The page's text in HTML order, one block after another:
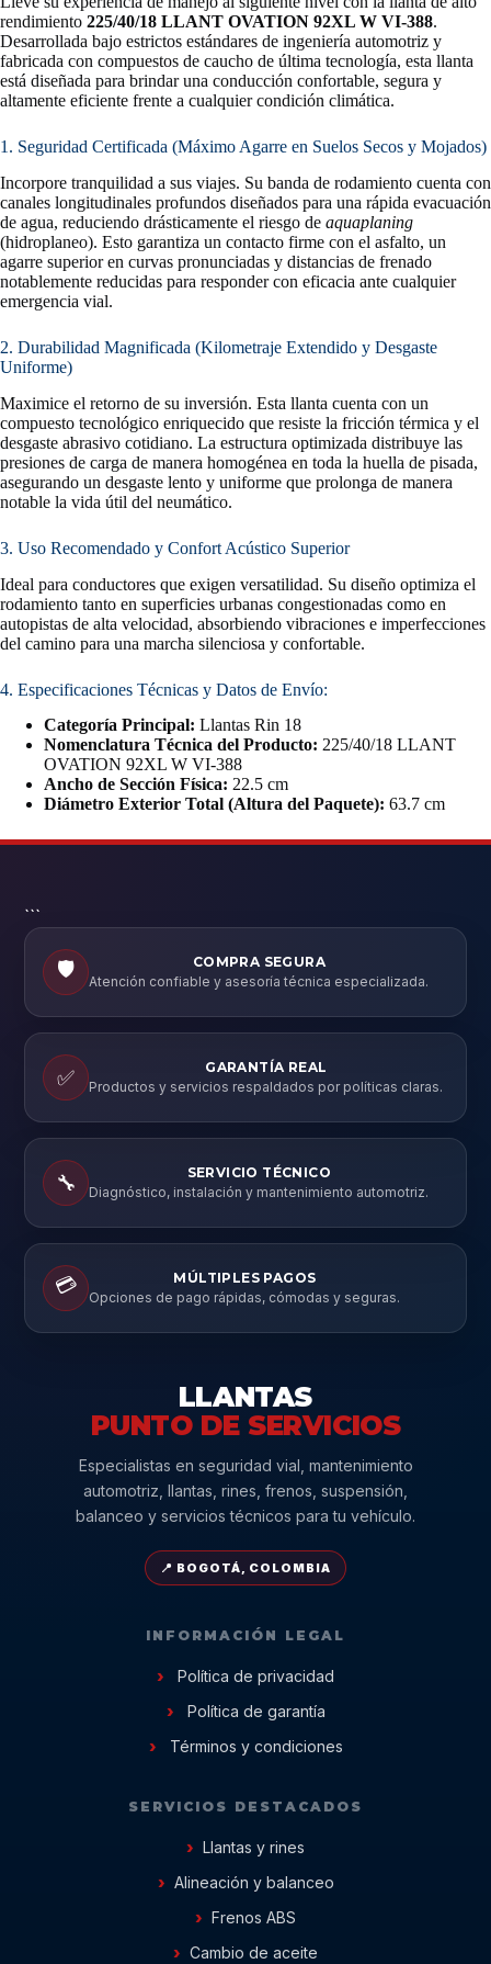
rendimiento 225/40/18 LLANT OVATION 92XL W VI-388.
Desarrollada bajo estrictos estándares de ingeniería automotriz y
fabricada con compuestos de caucho de última tecnología, esta llanta
está diseñada para brindar una conducción confortable, segura y
altamente eficiente frente a cualquier condición climática.
1. Seguridad Certificada (Máximo Agarre en Suelos Secos y Mojados)
Incorpore tranquilidad a sus viajes. Su banda de rodamiento cuenta con
canales longitudinales profundos diseñados para una rápida evacuación
de agua, reduciendo drásticamente el riesgo de aquaplaning
(hidroplaneo). Esto garantiza un contacto firme con el asfalto, un
agarre superior en curvas pronunciadas y distancias de frenado
notablemente reducidas para responder con eficacia ante cualquier
emergencia vial.
2. Durabilidad Magnificada (Kilometraje Extendido y Desgaste
Uniforme)
Maximice el retorno de su inversión. Esta llanta cuenta con un
compuesto tecnológico enriquecido que resiste la fricción térmica y el
desgaste abrasivo cotidiano. La estructura optimizada distribuye las
presiones de carga de manera homogénea en toda la huella de pisada,
asegurando un desgaste lento y uniforme que prolonga de manera
notable la vida útil del neumático.
3. Uso Recomendado y Confort Acústico Superior
Ideal para conductores que exigen versatilidad. Su diseño optimiza el
rodamiento tanto en superficies urbanas congestionadas como en
autopistas de alta velocidad, absorbiendo vibraciones e imperfecciones
del camino para una marcha silenciosa y confortable.
4. Especificaciones Técnicas y Datos de Envío:
Categoría Principal: Llantas Rin 18
Nomenclatura Técnica del Producto: 225/40/18 LLANT
OVATION 92XL W VI-388
Ancho de Sección Física: 22.5 cm
Diámetro Exterior Total (Altura del Paquete): 63.7 cm
```
🛡️
COMPRA SEGURA
Atención confiable y asesoría técnica especializada.
✅
GARANTÍA REAL
Productos y servicios respaldados por políticas claras.
🔧
SERVICIO TÉCNICO
Diagnóstico, instalación y mantenimiento automotriz.
💳
MÚLTIPLES PAGOS
Opciones de pago rápidas, cómodas y seguras.
LLANTAS
PUNTO DE SERVICIOS
Especialistas en seguridad vial, mantenimiento
automotriz, llantas, rines, frenos, suspensión,
balanceo y servicios técnicos para tu vehículo.
📍 BOGOTÁ, COLOMBIA
INFORMACIÓN LEGAL
Política de privacidad
Política de garantía
Términos y condiciones
SERVICIOS DESTACADOS
Llantas y rines
Alineación y balanceo
Frenos ABS
Cambio de aceite